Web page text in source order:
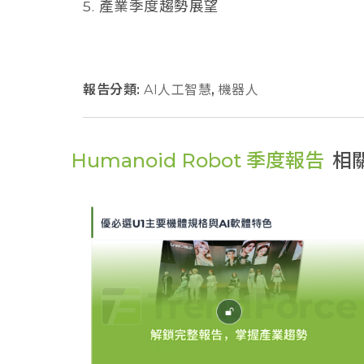
5. 產業季度趨勢展望
報告分類: AI人工智慧, 機器人
Humanoid Robot 季度報告 相